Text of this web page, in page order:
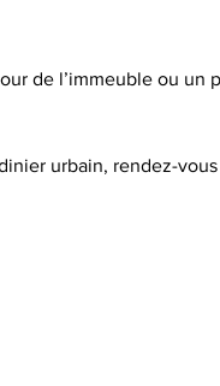
de l’immeuble ou un
urbain, rendez-